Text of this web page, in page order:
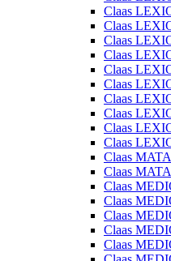
Claas
Claas
Claas
Claas
Claas
Claas
Claas
Claas
Claas
Claas
Claas
Claas
Claas
Claas
Claas
Claas
Claas